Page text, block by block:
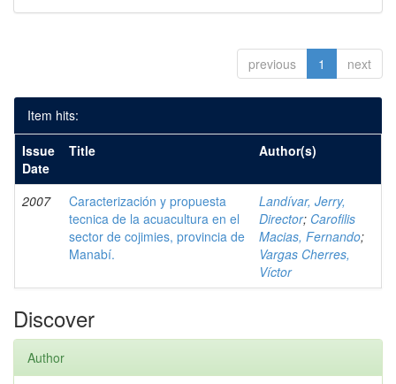
previous 1 next
Item hits:
Issue
Date
Title Author(s)
2007
Caracterización y propuesta
tecnica de la acuacultura en el
sector de cojimies, provincia de
Manabí.
Landívar, Jerry,
Director; Carofilis
Macias, Fernando;
Vargas Cherres,
Víctor
Discover
Author